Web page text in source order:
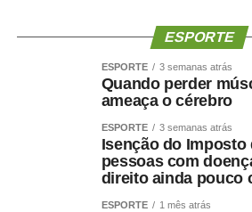
ESPORTE
ESPORTE 3 semanas atrás
Quando perder
ameaça o cérebro
ESPORTE 3 semanas atrás
Isenção do Imposto
pessoas com
direito ainda pouco
ESPORTE 1 mês atrás